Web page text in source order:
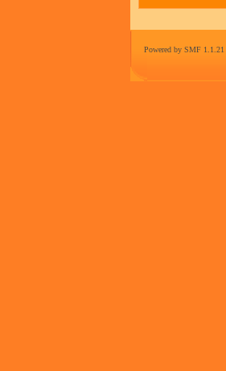
Powered by SMF 1.1.21